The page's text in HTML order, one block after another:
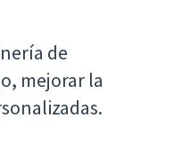
de
mejorar la